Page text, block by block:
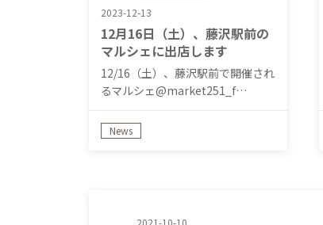
2023-12-13
12月16日（土）、藤沢駅前の
マルシェに出店します
12/16（土）、藤沢駅前で開催され
るマルシェ@market251_f…
News
2021-10-10